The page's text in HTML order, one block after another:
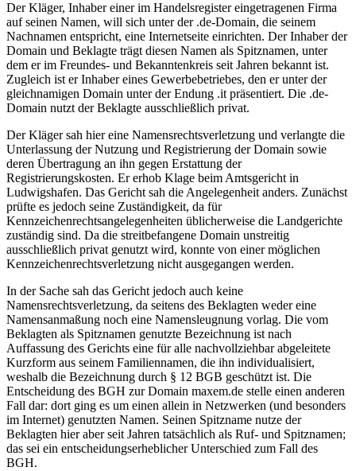
Der Kläger, Inhaber einer im Handelsregister eingetragenen Firma
auf seinen Namen, will sich unter der .de-Domain, die seinem
Nachnamen entspricht, eine Internetseite einrichten. Der Inhaber der
Domain und Beklagte trägt diesen Namen als Spitznamen, unter
dem er im Freundes- und Bekanntenkreis seit Jahren bekannt ist.
Zugleich ist er Inhaber eines Gewerbebetriebes, den er unter der
gleichnamigen Domain unter der Endung .it präsentiert. Die .de-
Domain nutzt der Beklagte ausschließlich privat.
Der Kläger sah hier eine Namensrechtsverletzung und verlangte die
Unterlassung der Nutzung und Registrierung der Domain sowie
deren Übertragung an ihn gegen Erstattung der
Registrierungskosten. Er erhob Klage beim Amtsgericht in
Ludwigshafen. Das Gericht sah die Angelegenheit anders. Zunächst
prüfte es jedoch seine Zuständigkeit, da für
Kennzeichenrechtsangelegenheiten üblicherweise die Landgerichte
zuständig sind. Da die streitbefangene Domain unstreitig
ausschließlich privat genutzt wird, konnte von einer möglichen
Kennzeichenrechtsverletzung nicht ausgegangen werden.
In der Sache sah das Gericht jedoch auch keine
Namensrechtsverletzung, da seitens des Beklagten weder eine
Namensanmaßung noch eine Namensleugnung vorlag. Die vom
Beklagten als Spitznamen genutzte Bezeichnung ist nach
Auffassung des Gerichts eine für alle nachvollziehbar abgeleitete
Kurzform aus seinem Familiennamen, die ihn individualisiert,
weshalb die Bezeichnung durch § 12 BGB geschützt ist. Die
Entscheidung des BGH zur Domain maxem.de stelle einen anderen
Fall dar: dort ging es um einen allein in Netzwerken (und besonders
im Internet) genutzten Namen. Seinen Spitzname nutze der
Beklagten hier aber seit Jahren tatsächlich als Ruf- und Spitznamen;
das sei ein entscheidungserheblicher Unterschied zum Fall des
BGH.